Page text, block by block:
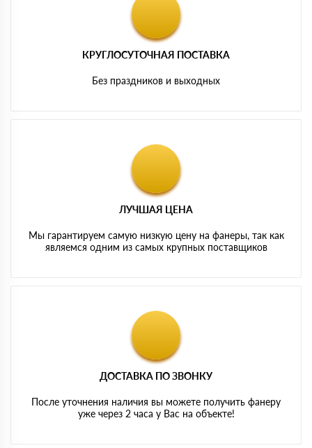
КРУГЛОСУТОЧНАЯ ПОСТАВКА
Без праздников и выходных
ЛУЧШАЯ ЦЕНА
Мы гарантируем самую низкую цену на фанеры, так как
являемся одним из самых крупных поставщиков
ДОСТАВКА ПО ЗВОНКУ
После уточнения наличия вы можете получить фанеру
уже через 2 часа у Вас на объекте!